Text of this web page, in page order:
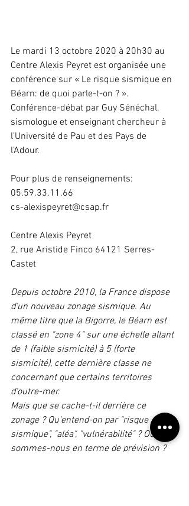
Le mardi 13 octobre 2020 à 20h30 au
Centre Alexis Peyret est organisée une
conférence sur « Le risque sismique en
Béarn: de quoi parle-t-on ? ».
Conférence-débat par Guy Sénéchal,
sismologue et enseignant chercheur à
l’Université de Pau et des Pays de
l’Adour.
Pour plus de renseignements:
05.59.33.11.66
cs-alexispeyret@csap.fr
Centre Alexis Peyret
2, rue Aristide Finco 64121 Serres-
Castet
Depuis octobre 2010, la France dispose
d'un nouveau zonage sismique. Au
même titre que la Bigorre, le Béarn est
classé en "zone 4" sur une échelle allant
de 1 (faible sismicité) à 5 (forte
sismicité), cette dernière classe ne
concernant que certains territoires
d'outre-mer.
Mais que se cache-t-il derrière ce
zonage ? Qu'entend-on par "risque
sismique", "aléa", "vulnérabilité" ? Où en
sommes-nous en terme de prévision ?